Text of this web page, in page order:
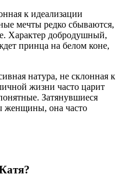
к идеализации
мечты редко сбываются,
Характер добродушный,
принца на белом коне,
натура, не склонная к
жизни часто царит
Затянувшиеся
женщины, она часто